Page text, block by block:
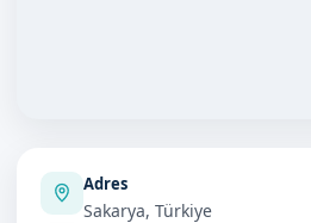
Adres
Sakarya, Türkiye